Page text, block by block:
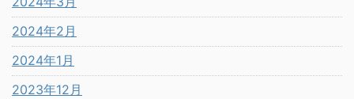
2024年2月
2024年1月
2023年12月